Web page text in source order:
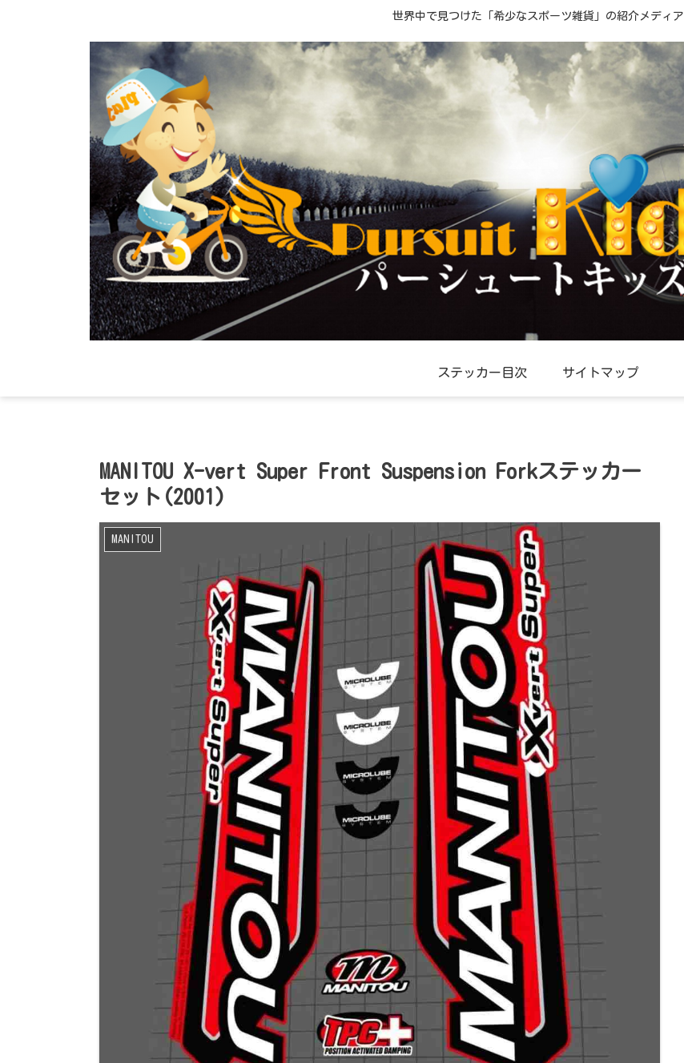
世界中で見つけた「希少なスポーツ雑貨」の紹介メディア
ステッカー目次 サイトマップ
MANITOU X-vert Super Front Suspension Forkステッカー
セット(2001)
MANITOU